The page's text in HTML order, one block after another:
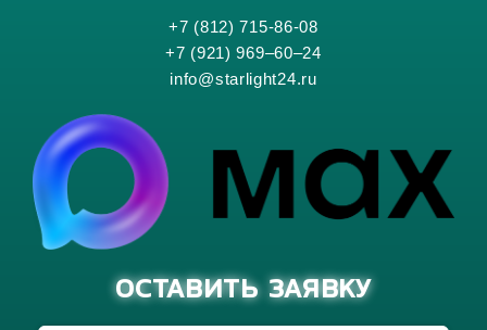
+7 (812) 715-86-08
+7 (921) 969–60–24
info@starlight24.ru
ОСТАВИТЬ ЗАЯВКУ